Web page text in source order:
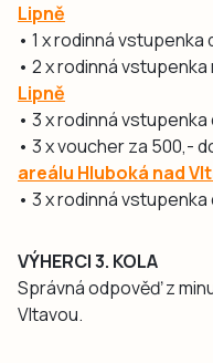
Lipně
• 1 x rodinná vstupenka
• 2 x rodinná vstupenka
Lipně
• 3 x rodinná vstupenka
• 3 x voucher za 500,-
areálu Hluboká nad
• 3 x rodinná vstupenka
VÝHERCI 3. KOLA
Správná odpověď z
Vltavou.